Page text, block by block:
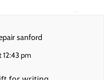
sanford
12:43 pm